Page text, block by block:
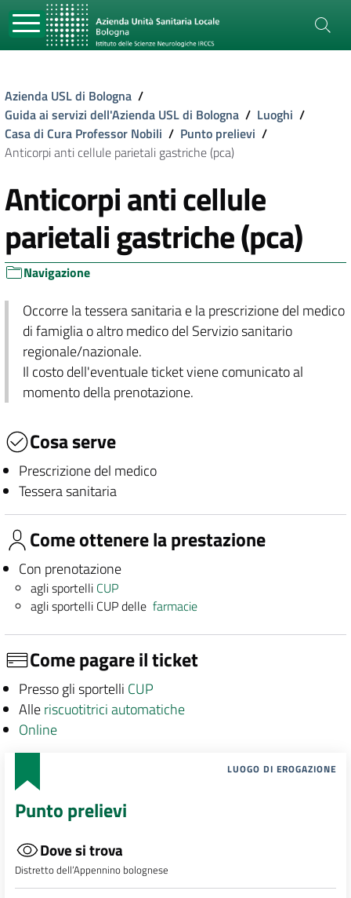
Azienda USL di Bologna /
Guida ai servizi dell'Azienda USL di Bologna / Luoghi /
Casa di Cura Professor Nobili / Punto prelievi /
Anticorpi anti cellule parietali gastriche (pca)
Anticorpi anti cellule
parietali gastriche (pca)
Navigazione
Occorre la tessera sanitaria e la prescrizione del medico
di famiglia o altro medico del Servizio sanitario
regionale/nazionale.
Il costo dell'eventuale ticket viene comunicato al
momento della prenotazione.
Cosa serve
Prescrizione del medico
Tessera sanitaria
Come ottenere la prestazione
Con prenotazione
agli sportelli CUP
agli sportelli CUP dellefarmacie
Come pagare il ticket
Presso gli sportelli CUP
Alleriscuotitrici automatiche
Online
LUOGO DI EROGAZIONE
Punto prelievi
Dove si trova
Distretto dell’Appennino bolognese